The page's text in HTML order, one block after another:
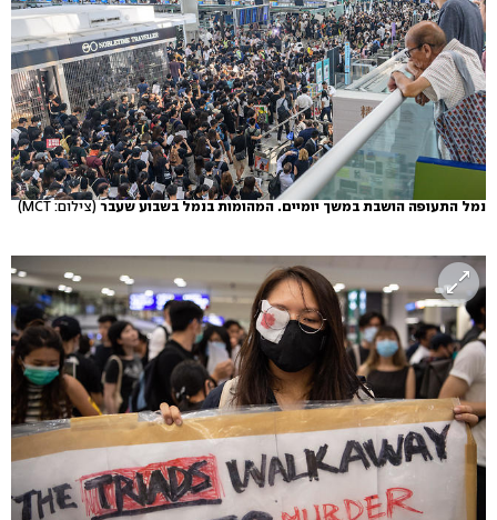
נמל התעופה הושבת במשך יומיים. המהומות בנמל בשבוע שעבר (צילום: MCT)